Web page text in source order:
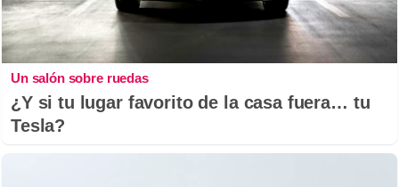
Un salón sobre ruedas
¿Y si tu lugar favorito de la casa fuera… tu
Tesla?